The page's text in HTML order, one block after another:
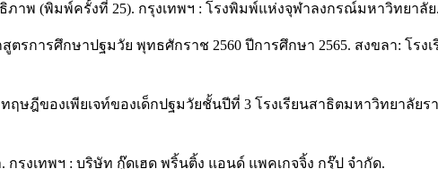
าพ (พิมพ์ครั้งที่ 25). กรุงเทพฯ : โรงพิมพ์แห่งจุฬาลงกรณ์มหาวิทยาลัย.
รการศึกษาปฐมวัย พุทธศักราช 2560 ปีการศึกษา 2565. สงขลา: โรงเ
ษฎีของเพียเจท์ของเด็กปฐมวัยชั้นปีที่ 3 โรงเรียนสาธิตมหาวิทยาลัย
รุงเทพฯ : บริษัท กู๊ดเฮด พริ้นติ้ง แอนด์ แพคเกจจิ้ง กรุ๊ป จำกัด.